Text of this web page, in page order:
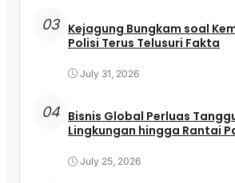
03 Kejagung Bungkam soal
Polisi Terus Telusuri Fakta
July 31, 2026
04 Bisnis Global Perluas
Lingkungan hingga Rantai
July 25, 2026